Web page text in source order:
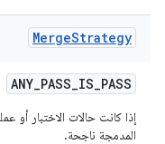
MergeStrategy
ANY_PASS_IS_PASS
إذا كانت حالات الاختبار أو
المدمجة ناجحة.